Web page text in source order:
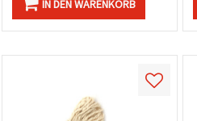
IN DEN WARENKORB